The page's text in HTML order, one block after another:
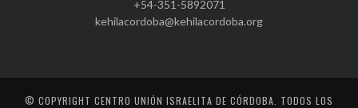
+54-351-5892071
kehilacordoba@kehilacordoba.org
© COPYRIGHT CENTRO UNIÓN ISRAELITA DE CÓRDOBA . TODOS LOS